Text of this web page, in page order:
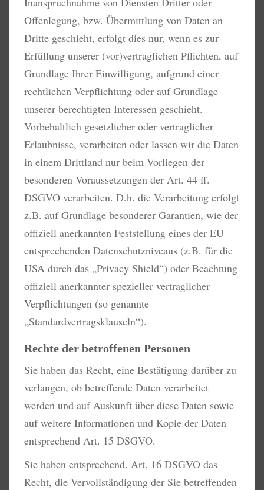
Offenlegung, bzw. Übermittlung von Daten an
Dritte geschieht, erfolgt dies nur, wenn es zur
Erfüllung unserer (vor)vertraglichen Pflichten, auf
Grundlage Ihrer Einwilligung, aufgrund einer
rechtlichen Verpflichtung oder auf Grundlage
unserer berechtigten Interessen geschieht.
Vorbehaltlich gesetzlicher oder vertraglicher
Erlaubnisse, verarbeiten oder lassen wir die Daten
in einem Drittland nur beim Vorliegen der
besonderen Voraussetzungen der Art. 44 ff.
DSGVO verarbeiten. D.h. die Verarbeitung erfolgt
z.B. auf Grundlage besonderer Garantien, wie der
offiziell anerkannten Feststellung eines der EU
entsprechenden Datenschutzniveaus (z.B. für die
USA durch das „Privacy Shield“) oder Beachtung
offiziell anerkannter spezieller vertraglicher
Verpflichtungen (so genannte
„Standardvertragsklauseln“).
Rechte der betroffenen Personen
Sie haben das Recht, eine Bestätigung darüber zu
verlangen, ob betreffende Daten verarbeitet
werden und auf Auskunft über diese Daten sowie
auf weitere Informationen und Kopie der Daten
entsprechend Art. 15 DSGVO.
Sie haben entsprechend. Art. 16 DSGVO das
Recht, die Vervollständigung der Sie betreffenden